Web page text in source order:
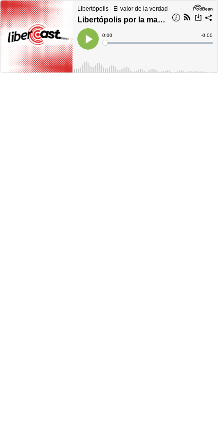
Libertópolis - El valor de la verdad
Libertópolis por la mañana, viernes 13 de octubre de 2023
Play
Current
Time
0:00
Loaded:
Time
-0:00